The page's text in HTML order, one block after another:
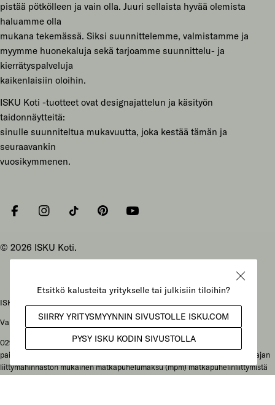
pistää pötkölleen ja vain olla. Juuri sellaista hyvää olemista
haluamme olla
mukana tekemässä. Siksi suunnittelemme, valmistamme ja
myymme huonekaluja sekä tarjoamme suunnittelu- ja
kierrätyspalveluja
kaikenlaisiin oloihin.
ISKU Koti -tuotteet ovat designajattelun ja käsityön
taidonnäytteitä:
sinulle suunniteltua mukavuutta, joka kestää tämän ja
seuraavankin
vuosikymmenen.
FacebookInstagramTiktok PinterestYouTube
© 2026 ISKU Koti.
ISKU Koti Oy, Mukkulankatu 19, 15210 Lahti
Vaihteen puhelunnumero: 029 086 3000
029-alkuiset yritysnumerot: soittajan liittymähinnaston mukainen
paikallisverkkomaksu (pvm) kotimaan lankaliittymästä soitettaessa tai soittajan
liittymähinnaston mukainen matkapuhelumaksu (mpm) matkapuhelinliittymistä